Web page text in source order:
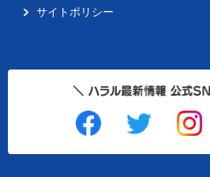
サイトポリシー